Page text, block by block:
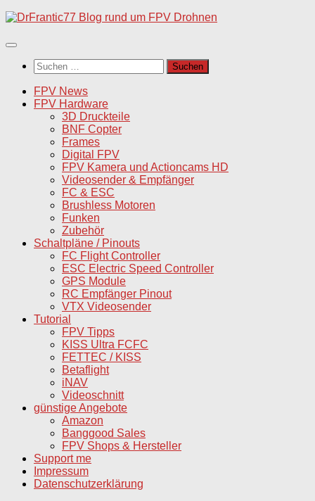
Unter
Inhalt
Suchen
nach:
FPV News
FPV Hardware
3D Druckteile
BNF Copter
Frames
Digital FPV
FPV Kamera und Actioncams HD
Videosender & Empfänger
FC & ESC
Brushless Motoren
Funken
Zubehör
Schaltpläne / Pinouts
FC Flight Controller
ESC Electric Speed Controller
GPS Module
RC Empfänger Pinout
VTX Videosender
Tutorial
FPV Tipps
KISS Ultra FCFC
FETTEC / KISS
Betaflight
iNAV
Videoschnitt
günstige Angebote
Amazon
Banggood Sales
FPV Shops & Hersteller
Support me
Impressum
Datenschutzerklärung